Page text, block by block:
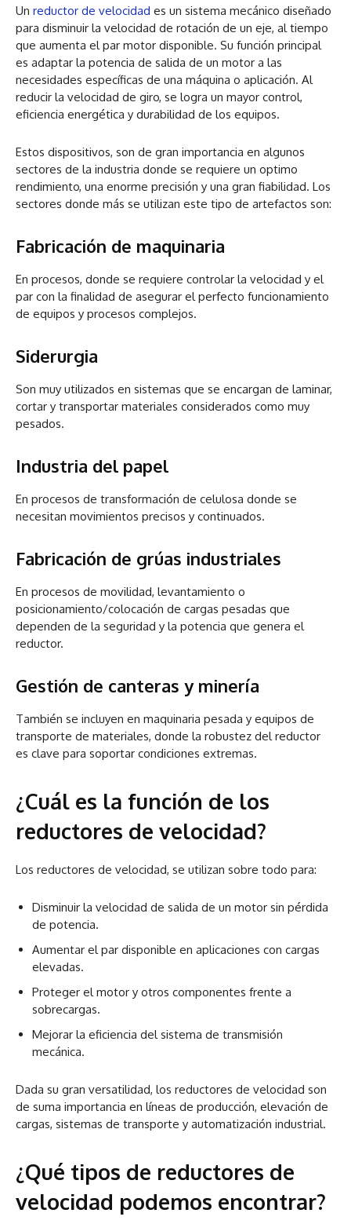
Un reductor de velocidad es un sistema mecánico diseñado
para disminuir la velocidad de rotación de un eje, al tiempo
que aumenta el par motor disponible. Su función principal
es adaptar la potencia de salida de un motor a las
necesidades específicas de una máquina o aplicación. Al
reducir la velocidad de giro, se logra un mayor control,
eficiencia energética y durabilidad de los equipos.
Estos dispositivos, son de gran importancia en algunos
sectores de la industria donde se requiere un optimo
rendimiento, una enorme precisión y una gran fiabilidad. Los
sectores donde más se utilizan este tipo de artefactos son:
Fabricación de maquinaria
En procesos, donde se requiere controlar la velocidad y el
par con la finalidad de asegurar el perfecto funcionamiento
de equipos y procesos complejos.
Siderurgia
Son muy utilizados en sistemas que se encargan de laminar,
cortar y transportar materiales considerados como muy
pesados.
Industria del papel
En procesos de transformación de celulosa donde se
necesitan movimientos precisos y continuados.
Fabricación de grúas industriales
En procesos de movilidad, levantamiento o
posicionamiento/colocación de cargas pesadas que
dependen de la seguridad y la potencia que genera el
reductor.
Gestión de canteras y minería
También se incluyen en maquinaria pesada y equipos de
transporte de materiales, donde la robustez del reductor
es clave para soportar condiciones extremas.
¿Cuál es la función de los
reductores de velocidad?
Los reductores de velocidad, se utilizan sobre todo para:
Disminuir la velocidad de salida de un motor sin pérdida
de potencia.
Aumentar el par disponible en aplicaciones con cargas
elevadas.
Proteger el motor y otros componentes frente a
sobrecargas.
Mejorar la eficiencia del sistema de transmisión
mecánica.
Dada su gran versatilidad, los reductores de velocidad son
de suma importancia en líneas de producción, elevación de
cargas, sistemas de transporte y automatización industrial.
¿Qué tipos de reductores de
velocidad podemos encontrar?